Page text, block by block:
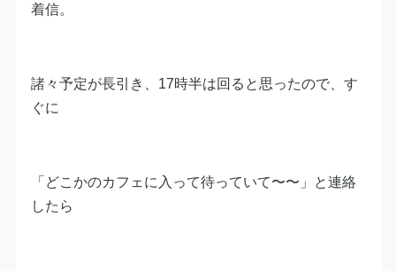
着信。
諸々予定が長引き、17時半は回ると思ったので、す
ぐに
「どこかのカフェに入って待っていて〜〜」と連絡
したら